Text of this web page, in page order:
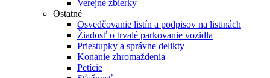
Verejné zbierky
Ostatné
Osvedčovanie listín a podpisov na listinách
Žiadosť o trvalé parkovanie vozidla
Priestupky a správne delikty
Konanie zhromaždenia
Petície